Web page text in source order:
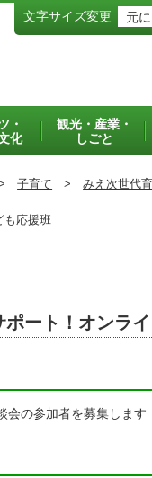
文字サイズ変更 元
・
化
観光・産業・
しごと
子育て > みえ次世代
も応援班
ポート！オンラ
会の参加者を募集します